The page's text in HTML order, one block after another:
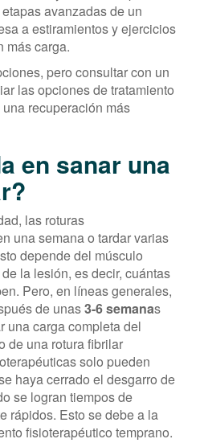
avanzadas de un
a estiramientos y ejercicios
más carga.
pero consultar con un
las opciones de tratamiento
recuperación más
en sanar una
las roturas
una semana o tardar varias
depende del músculo
la lesión, es decir, cuántas
Pero, en líneas generales,
de unas3-6 semanas
una carga completa del
de una rotura fibrilar
solo pueden
haya cerrado el desgarro de
se logran tiempos de
rápidos. Esto se debe a la
fisioterapéutico temprano.